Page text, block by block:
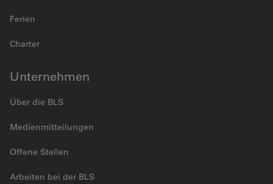
Ferien
Charter
Unternehmen
Über die BLS
Medienmitteilungen
Offene Stellen
Arbeiten bei der BLS